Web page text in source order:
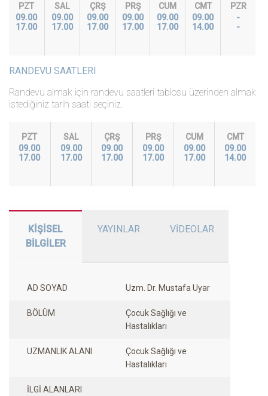
PZT
09.00
17.00
SAL
09.00
17.00
ÇRŞ
09.00
17.00
PRŞ
09.00
17.00
CUM
09.00
17.00
CMT
09.00
14.00
PZR
-
-
RANDEVU SAATLERI
Randevu almak için randevu saatleri tablosu üzerinden almak
istediğiniz tarih saati seçiniz.
PZT
09.00
17.00
SAL
09.00
17.00
ÇRŞ
09.00
17.00
PRŞ
09.00
17.00
CUM
09.00
17.00
CMT
09.00
14.00
KİŞİSEL
BİLGİLER
YAYINLAR VİDEOLAR
AD SOYAD Uzm. Dr. Mustafa Uyar
BÖLÜM
Çocuk Sağlığı ve
Hastalıkları
UZMANLIK ALANI
Çocuk Sağlığı ve
Hastalıkları
İLGİ ALANLARI